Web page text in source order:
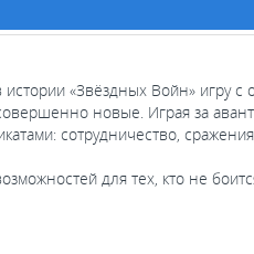
«Звёздных Войн» игру
новые. Играя за
сотрудничество,
для тех, кто не